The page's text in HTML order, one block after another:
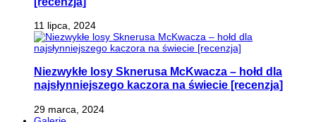
11 lipca, 2024
Niezwykłe losy Sknerusa McKwacza – hołd dla
najsłynniejszego kaczora na świecie [recenzja]
29 marca, 2024